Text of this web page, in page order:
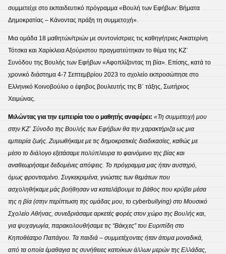
συμμετείχε στο εκπαιδευτικό πρόγραμμα «Βουλή των Εφήβων: Βήματα
Δημοκρατίας – Κάνοντας πράξη τη συμμετοχή».
Μια ομάδα 18 μαθητών/τριών με συντονίστριες τις καθηγήτριες Αικατερίνη
Τότσκα και Χαρίκλεια Αξούριστου πραγματεύτηκαν το θέμα της ΚΖ΄
Συνόδου της Βουλής των Εφήβων «Αφοπλίζοντας τη βία». Επίσης, κατά το
χρονικό διάστημα 4-7 Σεπτεμβρίου 2023 το σχολείο εκπροσώπησε στο
Ελληνικό Κοινοβούλιο ο έφηβος βουλευτής της Β΄ τάξης, Σωτήριος
Χειμώνας.
Μιλώντας για την εμπειρία του ο μαθητής αναφέρει: «Τη συμμετοχή μου
στην ΚΖ΄ Σύνοδο της Βουλής των Εφήβων θα την χαρακτήριζα ως μια
εμπειρία ζωής. Ζυμωθήκαμε με τις δημοκρατικές διαδικασίες, καθώς με
μέσο το διάλογο εξετάσαμε πολύπλευρα το φαινόμενο της βίας και
αναθεωρήσαμε δεδομένες απόψεις. Το πρόγραμμα μας ήταν αυστηρό,
όμως φροντισμένο. Συγκεκριμένα, γνώστες των θεμάτων που
ασχοληθήκαμε μάς βοήθησαν να καταλάβουμε το βάθος που κρύβει μέσα
της η βία (στην περίπτωση της ομάδας μου, το cyberbullying) στο Μουσικό
Σχολείο Αθήνας, συνεδριάσαμε αρκετές φορές στον χώρο της Βουλής και,
για ψυχαγωγία, παρακολουθήσαμε τις “Βάκχες” του Ευριπίδη στο
Κηποθέατρο Παπάγου. Τα παιδιά – συμμετέχοντες ήταν άτομα μοναδικά,
από τα οποία έμαθαγια τις συνήθειες κατοίκων άλλων μερών της Ελλάδας,